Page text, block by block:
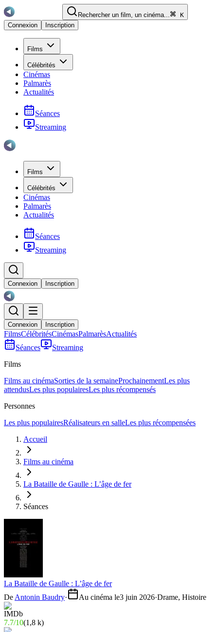
Rechercher un film, un cinéma...
K
Connexion
Inscription
Films
Célébrités
Cinémas
Palmarès
Actualités
Séances
Streaming
Films
Célébrités
Cinémas
Palmarès
Actualités
Séances
Streaming
Connexion Inscription
Connexion Inscription
FilmsCélébritésCinémasPalmarèsActualités
Séances
Streaming
Films
Films au cinémaSorties de la semaineProchainementLes plus
attendusLes plus populairesLes plus récompensés
Personnes
Les plus populairesRéalisateurs en salleLes plus récompensées
Accueil
Films au cinéma
La Bataille de Gaulle : L’âge de fer
Séances
La Bataille de Gaulle : L’âge de fer
De Antonin Baudry· Au cinéma le3 juin 2026·Drame, Histoire
7.7/10(1,8 k)